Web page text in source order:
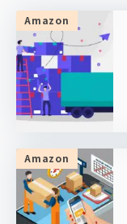
Amazon
Amazon